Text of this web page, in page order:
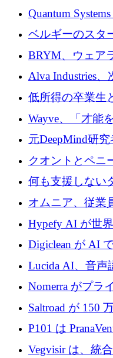
がプレシード資
Quantum
ドルを調達
ベルギーのスタ
の可視化のため
BRYM、ウェア
クプラットフォ
Alva Industries
大に 1,600 万ユ
低所得の卒業生
るために
Wayve、「才能
8,500万ドルの
元DeepMind研
ントを拡張する
記録を獲得
クオントとペニ
テックの友人と
何も支援しない
ルの資金を調
オムニア、従業
するために
Hypefy AI が世
ンペーンを自動
720 万ドルを調達
Digiclean が AI
めに 250 万ユー
Lucida AI、音声
ドラウンドを終了
Nomerra がプラ
動化するために
Saltroad が 150
フォーム Ogma
P101 は
のファンドによ
Vegvisir は、統